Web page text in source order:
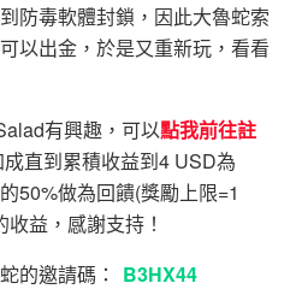
毒軟體封鎖，因此大魯蛇索
以出金，於是又重新玩，看看
有興趣，可以點我前往註
直到累積收益到4 USD為
50%做為回饋(獎勵上限=1
益，感謝支持！
邀請碼：
B3HX44